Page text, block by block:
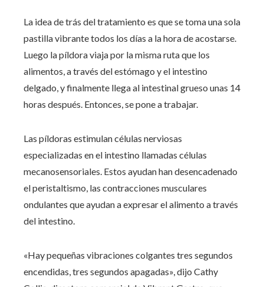
La idea de trás del tratamiento es que se toma una sola
pastilla vibrante todos los días a la hora de acostarse.
Luego la píldora viaja por la misma ruta que los
alimentos, a través del estómago y el intestino
delgado, y finalmente llega al intestinal grueso unas 14
horas después. Entonces, se pone a trabajar.
Las píldoras estimulan células nerviosas
especializadas en el intestino llamadas células
mecanosensoriales. Estos ayudan han desencadenado
el peristaltismo, las contracciones musculares
ondulantes que ayudan a expresar el alimento a través
del intestino.
«Hay pequeñas vibraciones colgantes tres segundos
encendidas, tres segundos apagadas», dijo Cathy